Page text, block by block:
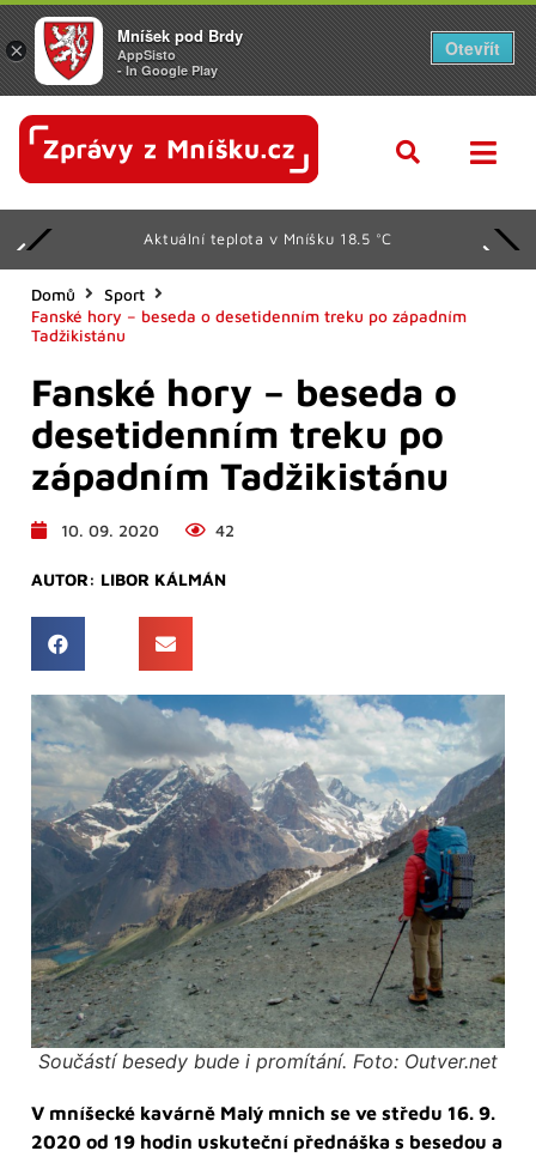
Aktuální teplota v Mníšku 18.5 °C
Domů
Sport
Fanské hory – beseda o desetidenním treku po západním
Tadžikistánu
Fanské hory – beseda o
desetidenním treku po
západním Tadžikistánu
10. 09. 2020 42
AUTOR: LIBOR KÁLMÁN
Součástí besedy bude i promítání. Foto: Outver.net
V mníšecké kavárně Malý mnich se ve středu 16. 9.
2020 od 19 hodin uskuteční přednáška s besedou a
×
Mníšek pod Brdy
AppSisto
- In Google Play
Otevřít